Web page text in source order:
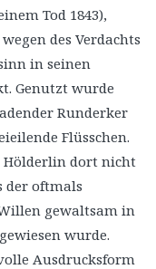
Tod 1843),
des Verdachts
in seinen
Genutzt wurde
Runderker
Flüsschen.
Hölderlin dort nicht
der oftmals
gewaltsam in
wurde.
Ausdrucksform